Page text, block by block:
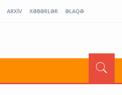
ARXİV XƏBƏRLƏR ƏLAQƏ